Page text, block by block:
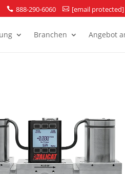
 888-290-6060  [email protected]
Branchen Angebot